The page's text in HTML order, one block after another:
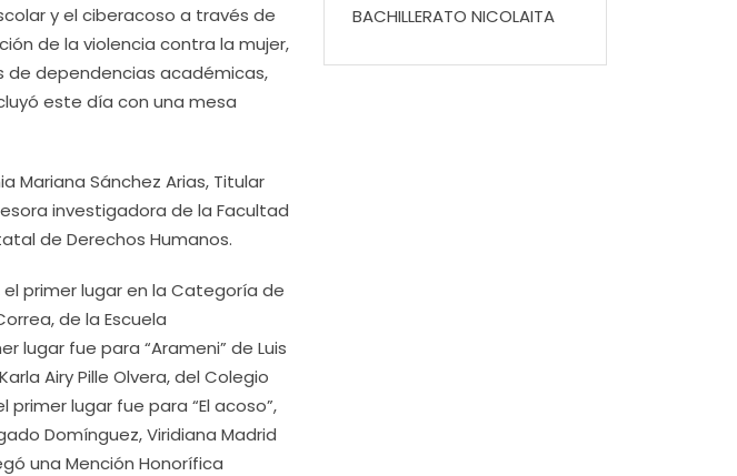
y el ciberacoso a través de
de la violencia contra la mujer,
dependencias académicas,
este día con una mesa
Mariana Sánchez Arias, Titular
investigadora de la Facultad
de Derechos Humanos.
el primer lugar en la Categoría de
de la Escuela
lugar fue para “Arameni” de Luis
Airy Pille Olvera, del Colegio
lugar fue para “El acoso”,
Domínguez, Viridiana Madrid
una Mención Honorífica
BACHILLERATO NICOLAITA